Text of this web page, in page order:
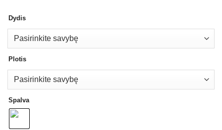
Dydis
Plotis
Spalva